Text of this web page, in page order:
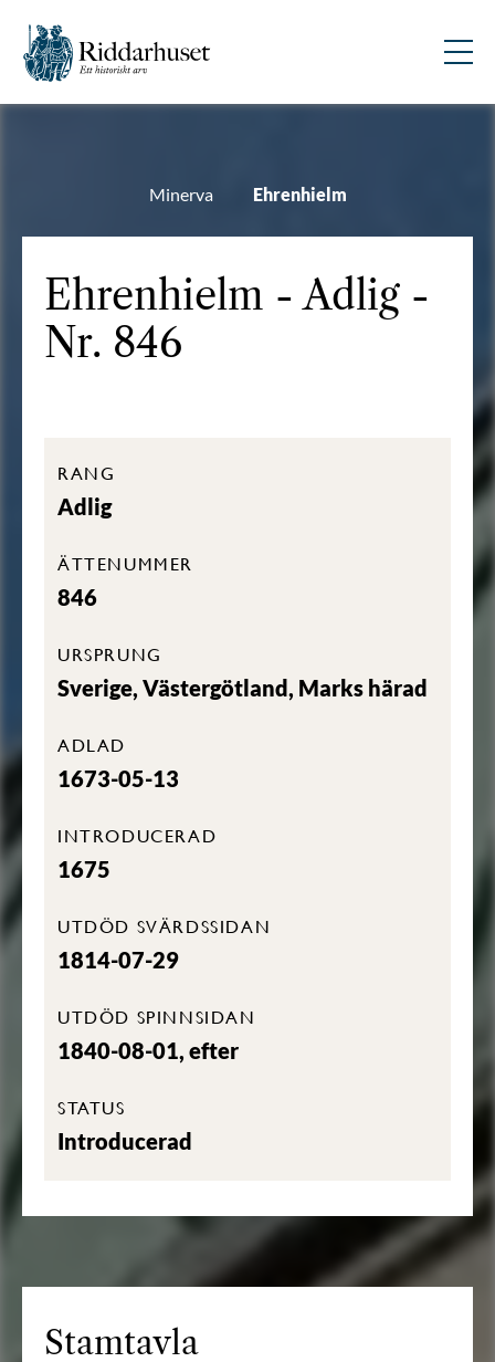
Minerva Ehrenhielm
Ehrenhielm - Adlig -
Nr. 846
RANG
Adlig
ÄTTENUMMER
846
URSPRUNG
Sverige, Västergötland, Marks härad
ADLAD
1673-05-13
INTRODUCERAD
1675
UTDÖD SVÄRDSSIDAN
1814-07-29
UTDÖD SPINNSIDAN
1840-08-01, efter
STATUS
Introducerad
Stamtavla